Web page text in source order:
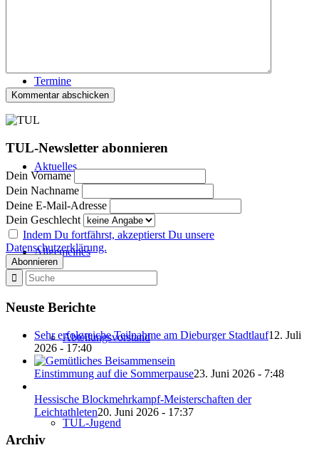
Termine
Aktuelles
Allgemeines
Abteilungsvorstand
TUL-Jugend
TUL-Newsletter abonnieren
Dein Vorname
Dein Nachname
Deine E-Mail-Adresse
Dein Geschlecht
Indem Du fortfährst, akzeptierst Du unsere
Datenschutzerklärung.
Neuste Berichte
Sehr erfolgreiche Teilnahme am Dieburger Stadtlauf12. Juli
2026 - 17:40
Einstimmung auf die Sommerpause23. Juni 2026 - 7:48
Hessische Blockmehrkampf-Meisterschaften der
Leichtathleten20. Juni 2026 - 17:37
Archiv